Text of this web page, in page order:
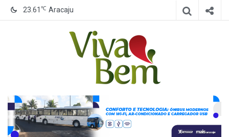
23.61 ℃ Aracaju
Canal Viva
Bem